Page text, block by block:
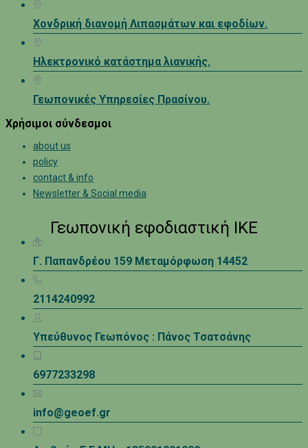
Χονδρική διανομή Λιπασμάτων και εφοδίων.
Ηλεκτρονικό κατάστημα λιανικής.
Γεωπονικές Υπηρεσίες Πρασίνου.
Χρήσιμοι σύνδεσμοι
about us
policy
contact & info
Newsletter & Social media
Γεωπονική εφοδιαστική ΙΚΕ
Γ. Παπανδρέου 159 Μεταμόρφωση 14452
2114240992
Υπεύθυνος Γεωπόνος : Πάνος Τσατσάνης
6977233298
info@geoef.gr